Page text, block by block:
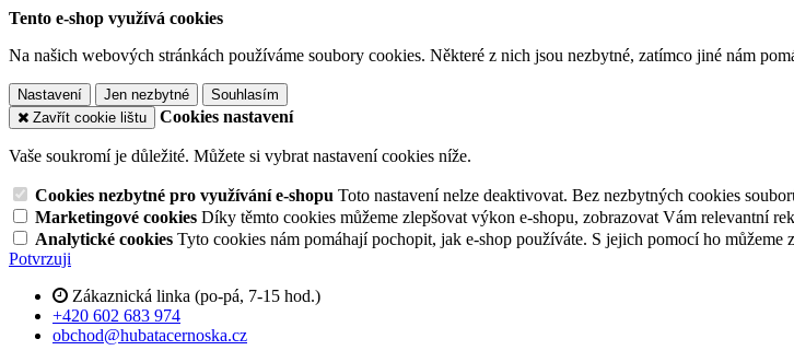
Tento e-shop využívá cookies
Na našich webových stránkách používáme soubory cookies. Některé z nich jsou nezbytné, zatímco jiné nám
Nastavení Jen nezbytné
Souhlasím
Zavřít cookie lištu
Cookies nastavení
Vaše soukromí je důležité. Můžete si vybrat nastavení cookies níže.
Cookies nezbytné pro využívání e-shopu Toto nastavení nelze deaktivovat. Bez nezbytných cookies
Marketingové cookies Díky těmto cookies můžeme zlepšovat výkon e-shopu, zobrazovat Vám relevantní
Analytické cookies Tyto cookies nám pomáhají pochopit, jak e-shop používáte. S jejich pomocí ho můžeme
Potvrzuji
Zákaznická linka (po-pá, 7-15 hod.)
+420 602 683 974
obchod@hubatacernoska.cz